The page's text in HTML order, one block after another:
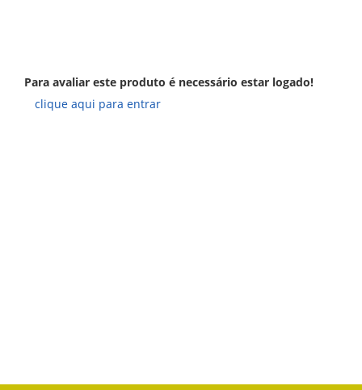
Para avaliar este produto é necessário estar logado!
clique aqui para entrar